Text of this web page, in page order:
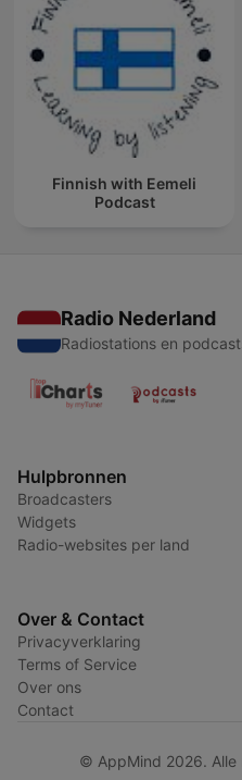
Finnish with Eemeli
Podcast
Radio Nederland
Radiostations en
Hulpbronnen
Broadcasters
Widgets
Radio-websites per land
Over & Contact
Privacyverklaring
Terms of Service
Over ons
Contact
© AppMind 2026. Alle